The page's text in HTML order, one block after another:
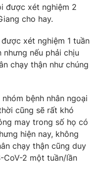
được xét nghiệm 2
cho hay.
xét nghiệm 1 tuần
nếu phải chịu
chạy thận như chúng
bệnh nhân ngoại
cũng sẽ rất khó
may trong số họ có
hiện nay, không
chạy thận cũng duy
CoV-2 một tuần/lần